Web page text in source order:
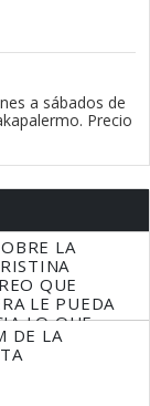
a sábados de
Precio
LA
QUE
LE PUEDA
LO QUE
DE LA